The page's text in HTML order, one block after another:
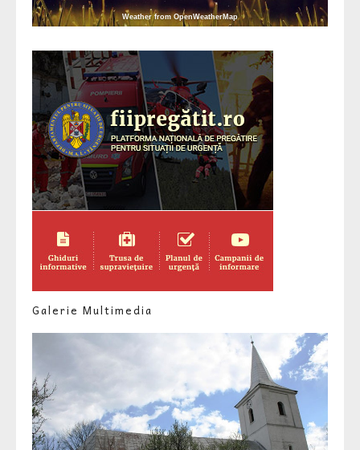
Weather from OpenWeatherMap
Galerie Multimedia